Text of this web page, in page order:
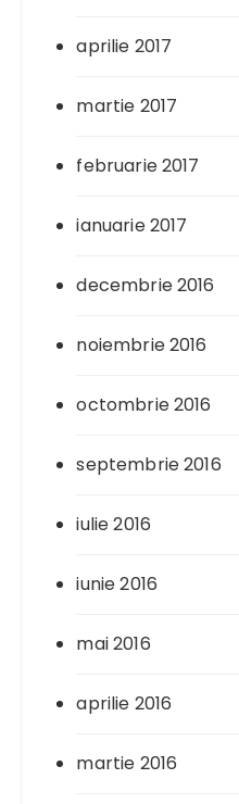
aprilie 2017
martie 2017
februarie 2017
ianuarie 2017
decembrie 2016
noiembrie 2016
octombrie 2016
septembrie 2016
iulie 2016
iunie 2016
mai 2016
aprilie 2016
martie 2016